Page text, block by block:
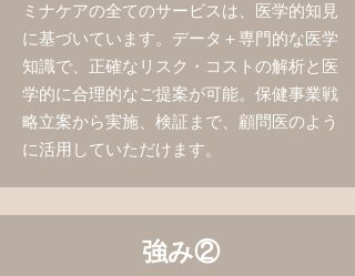
​ミナケアの全てのサービスは、医学的知見
に基づいています。データ＋専門的な医学
知識で、正確なリスク・コストの解析と医
学的に合理的なご提案が可能。保健事業戦
略立案から実施、検証まで、顧問医のよう
に活用していただけます。
強み②